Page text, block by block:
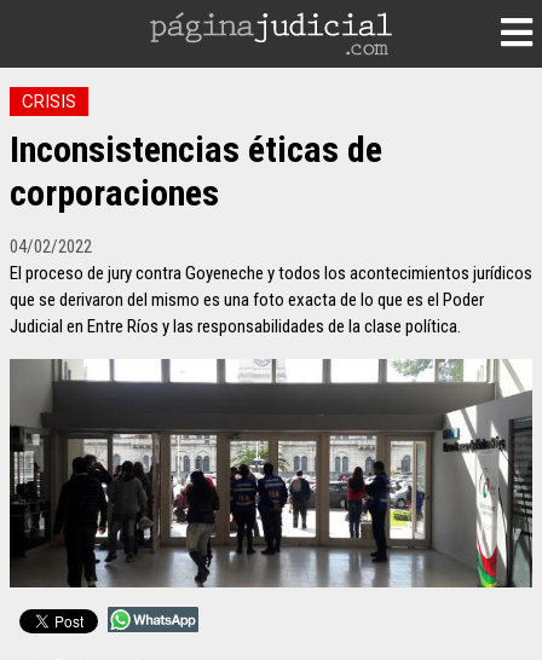
CRISIS
Inconsistencias éticas de
corporaciones
04/02/2022
El proceso de jury contra Goyeneche y todos los acontecimientos jurídicos
que se derivaron del mismo es una foto exacta de lo que es el Poder
Judicial en Entre Ríos y las responsabilidades de la clase política.